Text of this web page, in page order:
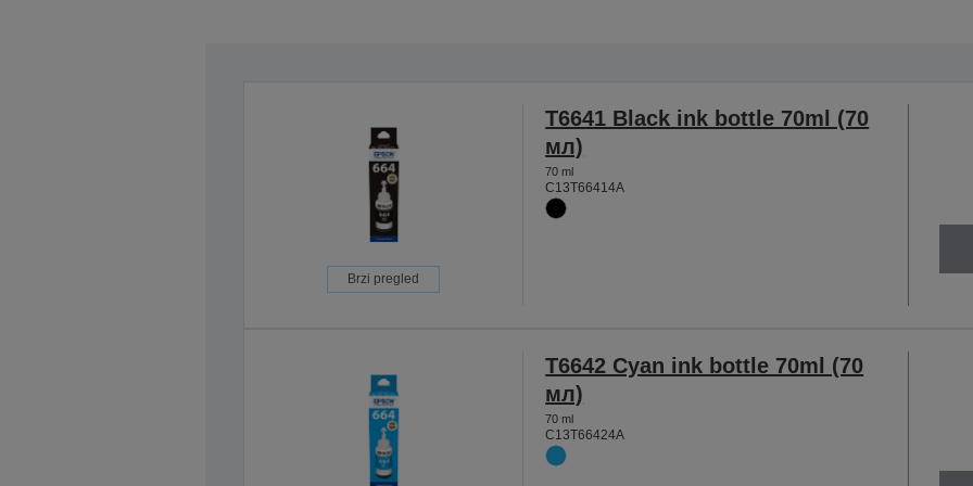
Brzi pregled
T6641 Black ink bottle 70ml (70
мл)
70 ml
C13T66414A
T6642 Cyan ink bottle 70ml (70
мл)
70 ml
C13T66424A